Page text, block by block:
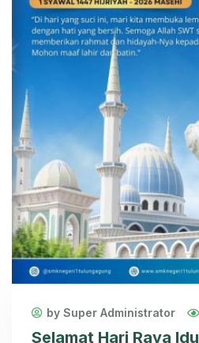
by Super Administrator
Selamat Hari Raya